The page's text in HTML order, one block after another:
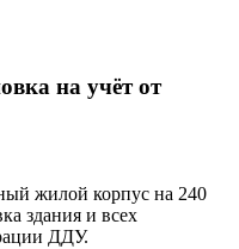
на учёт от
жилой корпус на 240
здания и всех
ДДУ.